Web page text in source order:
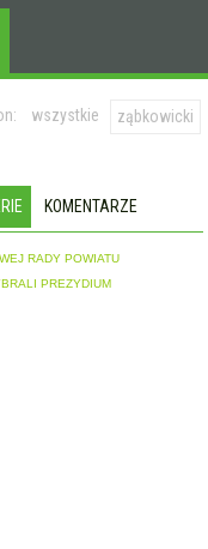
wszystkie ząbkowicki
KOMENTARZE
RADY POWIATU
PREZYDIUM